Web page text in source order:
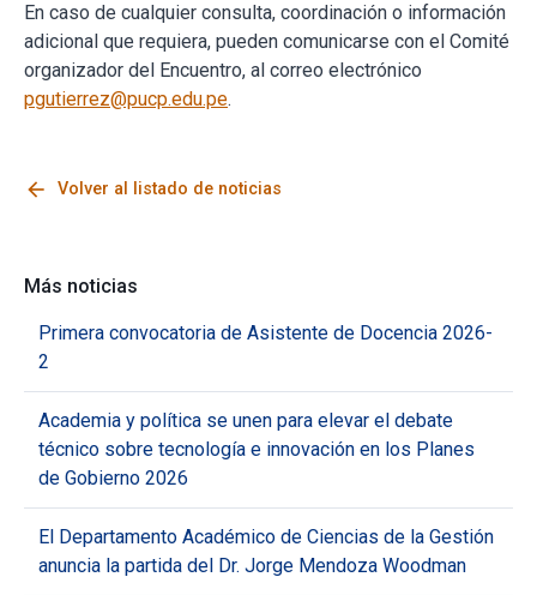
En caso de cualquier consulta, coordinación o información
adicional que requiera, pueden comunicarse con el Comité
organizador del Encuentro, al correo electrónico
pgutierrez@pucp.edu.pe.
arrow_back Volver al listado de noticias
Más noticias
Primera convocatoria de Asistente de Docencia 2026-
2
Academia y política se unen para elevar el debate
técnico sobre tecnología e innovación en los Planes
de Gobierno 2026
El Departamento Académico de Ciencias de la Gestión
anuncia la partida del Dr. Jorge Mendoza Woodman